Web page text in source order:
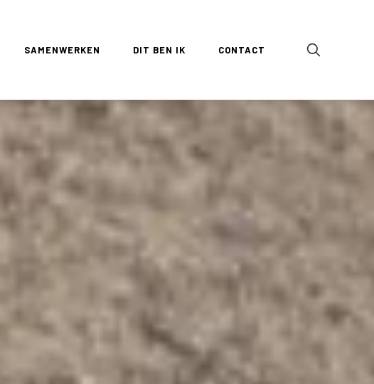
SAMENWERKEN DIT BEN IK CONTACT